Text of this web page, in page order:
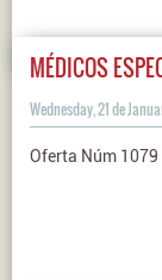
MÉDICOS
Wednesday, 21 de
Oferta Núm 1079